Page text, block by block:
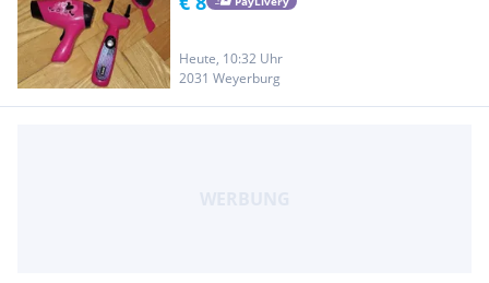
Heute, 10:32 Uhr
2031 Weyerburg